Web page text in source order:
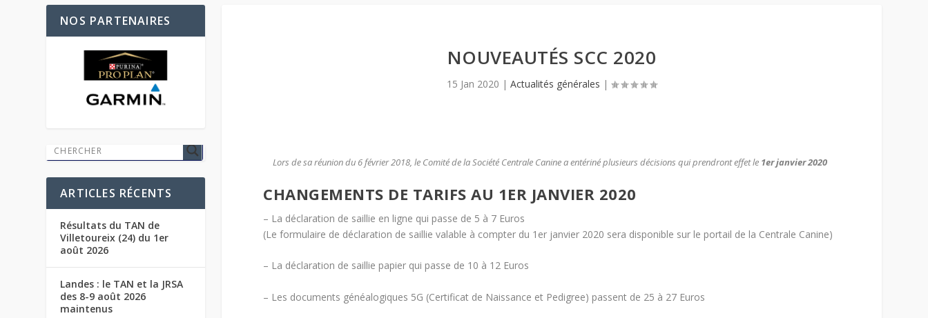
NOUVEAUTÉS SCC 2020
15 Jan 2020 | Actualités générales |
Lors de sa réunion du 6 février 2018, le Comité de la Société Centrale Canine a entériné plusieurs décisions qui prendront effet le 1er janvier 2020
CHANGEMENTS DE TARIFS AU 1ER JANVIER 2020
– La déclaration de saillie en ligne qui passe de 5 à 7 Euros
(Le formulaire de déclaration de saillie valable à compter du 1er janvier 2020 sera disponible sur le portail de la Centrale Canine)
– La déclaration de saillie papier qui passe de 10 à 12 Euros
– Les documents généalogiques 5G (Certificat de Naissance et Pedigree) passent de 25 à 27 Euros
NOS PARTENAIRES
ARTICLES RÉCENTS
Résultats du TAN de
Villetoureix (24) du 1er
août 2026
Landes : le TAN et la JRSA
des 8-9 août 2026
maintenus